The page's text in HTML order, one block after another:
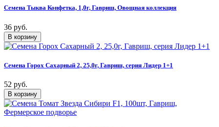
Семена Тыква Конфетка, 1,0г, Гавриш, Овощная коллекция
36 руб.
Семена Горох Сахарный 2, 25,0г, Гавриш, серия Лидер 1+1
52 руб.